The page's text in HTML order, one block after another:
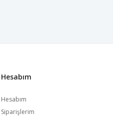
Hesabım
Hesabım
Siparişlerim